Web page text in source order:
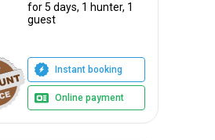
for 5 days, 1 hunter, 1
guest
Instant booking
Online payment